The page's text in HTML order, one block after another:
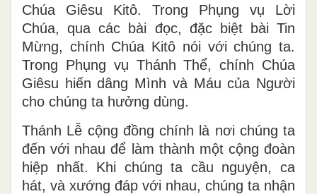
Chúa Giêsu Kitô. Trong Phụng vụ Lời
Chúa, qua các bài đọc, đặc biệt bài Tin
Mừng, chính Chúa Kitô nói với chúng ta.
Trong Phụng vụ Thánh Thể, chính Chúa
Giêsu hiến dâng Mình và Máu của Người
cho chúng ta hưởng dùng.
Thánh Lễ cộng đồng chính là nơi chúng ta
đến với nhau để làm thành một cộng đoàn
hiệp nhất. Khi chúng ta cầu nguyện, ca
hát, và xướng đáp với nhau, chúng ta nhận